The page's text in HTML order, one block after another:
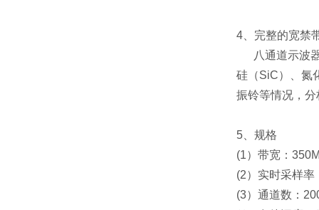
4、完整的宽禁
八通道示波
硅（SiC）、氮
振铃等情况，
5、规格
(1）带宽：
(2）实时采样率
(3）通道数：